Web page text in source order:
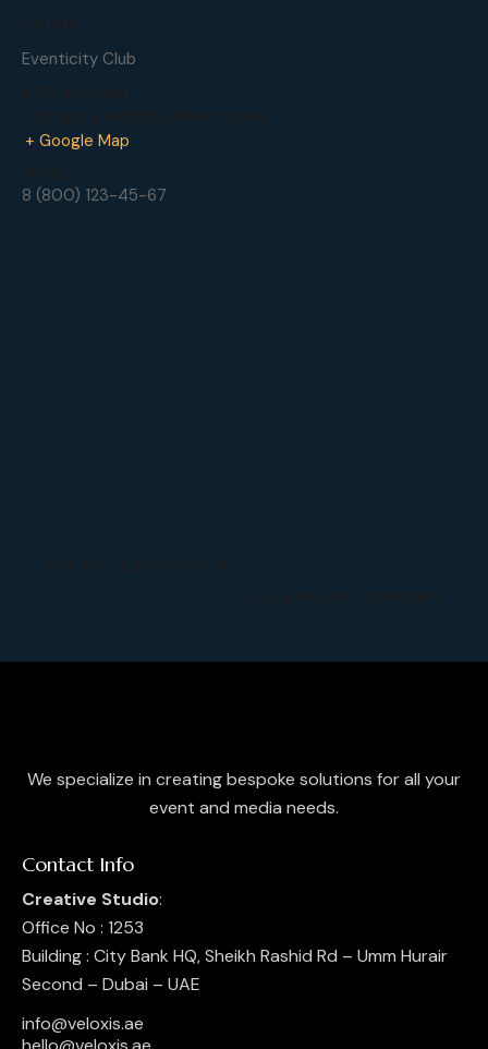
Eventicity Club
+ Google Map
8 (800) 123-45-67
We specialize in creating bespoke solutions for all your
event and media needs.
Contact Info
Creative Studio:
Office No : 1253
Building : City Bank HQ, Sheikh Rashid Rd – Umm Hurair
Second – Dubai – UAE
info@veloxis.ae